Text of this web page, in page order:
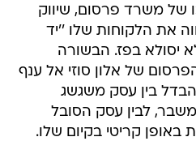
של משרד פרסום, שיווק
את הלקוחות שלו ''יד
יסולא בפז. הבשורה
של אלון סוזי אל ענף
בין עסק משגשג
לבין עסק הסובל
באופן קריטי בקיום שלו.